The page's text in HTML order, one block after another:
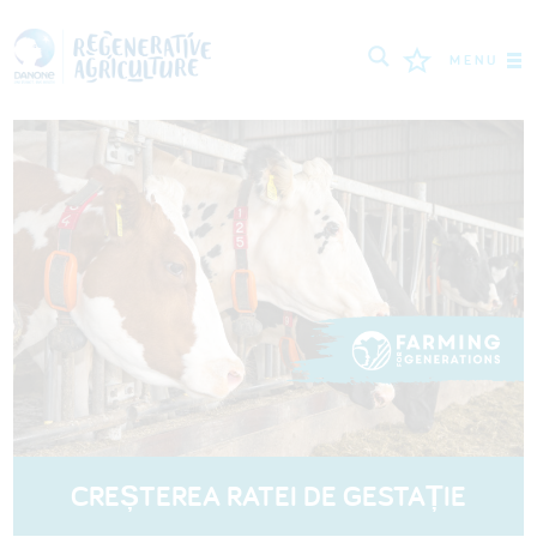
MENU
MISIUNEA
FERMIERI
CELE MAI BUNE PRACTICI
INSTRUMENTE
ESPAÑOL DEUTSCH
CREȘTEREA RATEI DE GESTAȚIE